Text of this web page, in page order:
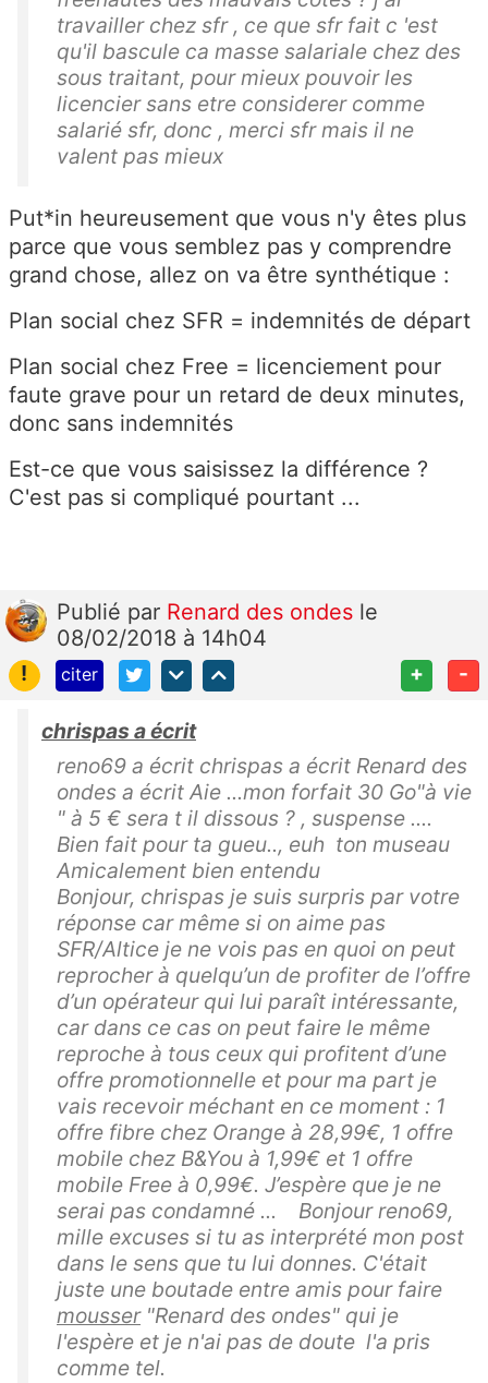
travailler chez sfr , ce que sfr fait c 'est
qu'il bascule ca masse salariale chez des
sous traitant, pour mieux pouvoir les
licencier sans etre considerer comme
salarié sfr, donc , merci sfr mais il ne
valent pas mieux
Put*in heureusement que vous n'y êtes plus
parce que vous semblez pas y comprendre
grand chose, allez on va être synthétique :
Plan social chez SFR = indemnités de départ
Plan social chez Free = licenciement pour
faute grave pour un retard de deux minutes,
donc sans indemnités
Est-ce que vous saisissez la différence ?
C'est pas si compliqué pourtant ...
Publié par Renard des ondes le
08/02/2018 à 14h04
!
citer + -
chrispas a écrit
reno69 a écrit chrispas a écrit Renard des
ondes a écrit Aie ...mon forfait 30 Go"à vie
" à 5 € sera t il dissous ? , suspense ....
Bien fait pour ta gueu.., euh ton museau
Amicalement bien entendu
Bonjour, chrispas je suis surpris par votre
réponse car même si on aime pas
SFR/Altice je ne vois pas en quoi on peut
reprocher à quelqu’un de profiter de l’offre
d’un opérateur qui lui paraît intéressante,
car dans ce cas on peut faire le même
reproche à tous ceux qui profitent d’une
offre promotionnelle et pour ma part je
vais recevoir méchant en ce moment : 1
offre fibre chez Orange à 28,99€, 1 offre
mobile chez B&You à 1,99€ et 1 offre
mobile Free à 0,99€. J’espère que je ne
serai pas condamné ... Bonjour reno69,
mille excuses si tu as interprété mon post
dans le sens que tu lui donnes. C'était
juste une boutade entre amis pour faire
mousser"Renard des ondes" qui je
l'espère et je n'ai pas de doute l'a pris
comme tel.